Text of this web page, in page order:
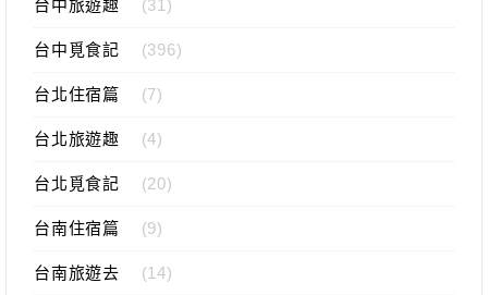
台中旅遊趣 (31)
台中覓食記 (396)
台北住宿篇 (7)
台北旅遊趣 (4)
台北覓食記 (20)
台南住宿篇 (9)
台南旅遊去 (14)